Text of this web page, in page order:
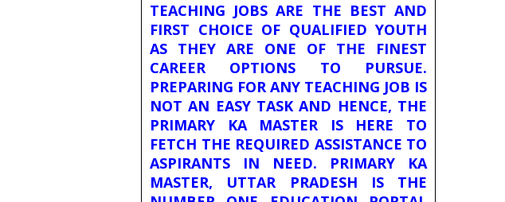
TEACHING JOBS ARE THE BEST AND
FIRST CHOICE OF QUALIFIED YOUTH
AS THEY ARE ONE OF THE FINEST
CAREER OPTIONS TO PURSUE.
PREPARING FOR ANY TEACHING JOB IS
NOT AN EASY TASK AND HENCE, THE
PRIMARY KA MASTER IS HERE TO
FETCH THE REQUIRED ASSISTANCE TO
ASPIRANTS IN NEED. PRIMARY KA
MASTER, UTTAR PRADESH IS THE